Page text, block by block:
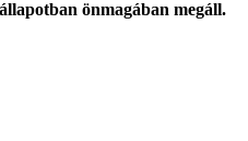
önmagában megáll.